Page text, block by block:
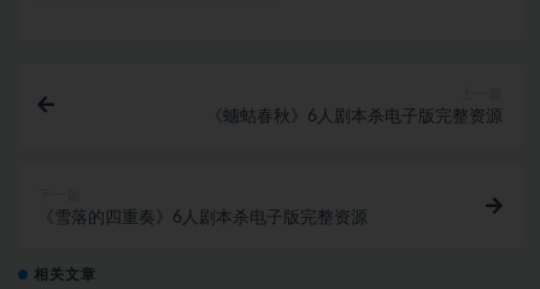
《蟪蛄春秋》6人剧本杀电子版完整资源
《雪落的四重奏》6人剧本杀电子版完整资源
相关文章